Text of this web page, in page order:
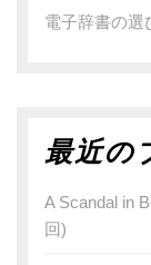
電子辞書の選
最近の
A Scandal in
回)